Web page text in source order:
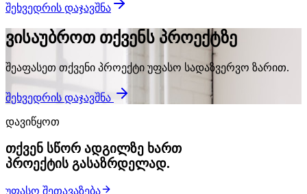
შეხვედრის დაჯავშნა
ვისაუბროთ თქვენს პროექტზე
შეაფასეთ თქვენი პროექტი უფასო სადაზვერვო ზარით.
შეხვედრის დაჯავშნა
დავიწყოთ
თქვენ სწორ ადგილზე ხართ
პროექტის გასაზრდელად.
უფასო შეთავაზება